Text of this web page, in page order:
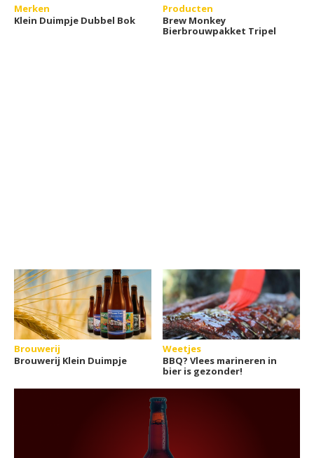
Merken
Klein Duimpje Dubbel Bok
Producten
Brew Monkey
Bierbrouwpakket Tripel
Brouwerij
Brouwerij Klein Duimpje
Weetjes
BBQ? Vlees marineren in
bier is gezonder!